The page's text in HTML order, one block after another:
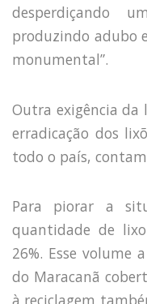
desperdiçando
produzindo adubo
monumental”.
Outra exigência da
erradicação dos
todo o país,
Para piorar a
quantidade de
26%. Esse volume
do Maracanã
à reciclagem